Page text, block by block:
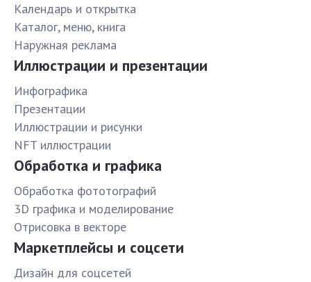
Календарь и открытка
Каталог, меню, книга
Наружная реклама
Иллюстрации и презентации
Инфографика
Презентации
Иллюстрации и рисунки
NFT иллюстрации
Обработка и графика
Обработка фототографий
3D графика и моделирование
Отрисовка в векторе
Маркетплейсы и соцсети
Дизайн для соцсетей